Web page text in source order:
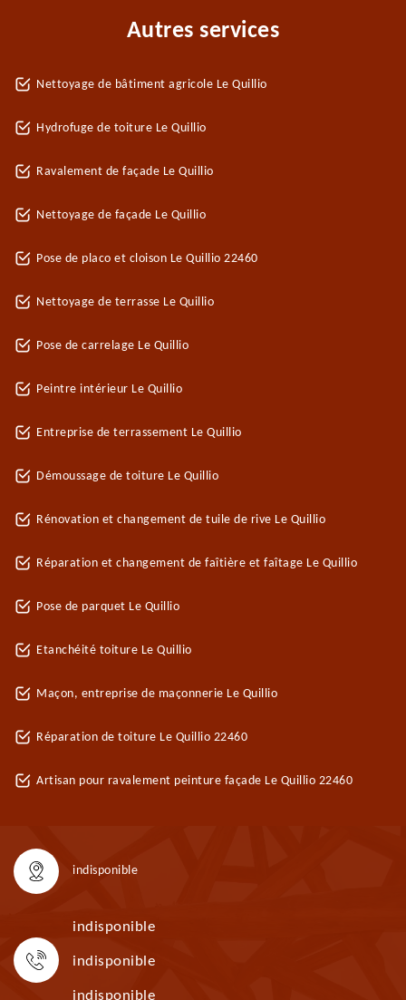
Autres services
Nettoyage de bâtiment agricole Le Quillio
Hydrofuge de toiture Le Quillio
Ravalement de façade Le Quillio
Nettoyage de façade Le Quillio
Pose de placo et cloison Le Quillio 22460
Nettoyage de terrasse Le Quillio
Pose de carrelage Le Quillio
Peintre intérieur Le Quillio
Entreprise de terrassement Le Quillio
Démoussage de toiture Le Quillio
Rénovation et changement de tuile de rive Le Quillio
Réparation et changement de faîtière et faîtage Le Quillio
Pose de parquet Le Quillio
Etanchéité toiture Le Quillio
Maçon, entreprise de maçonnerie Le Quillio
Réparation de toiture Le Quillio 22460
Artisan pour ravalement peinture façade Le Quillio 22460
indisponible
indisponible
indisponible
indisponible